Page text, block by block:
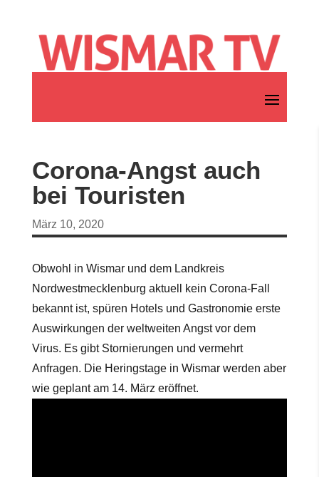
Corona-Angst auch
bei Touristen
März 10, 2020
Obwohl in Wismar und dem Landkreis
Nordwestmecklenburg aktuell kein Corona-Fall
bekannt ist, spüren Hotels und Gastronomie erste
Auswirkungen der weltweiten Angst vor dem
Virus. Es gibt Stornierungen und vermehrt
Anfragen. Die Heringstage in Wismar werden aber
wie geplant am 14. März eröffnet.